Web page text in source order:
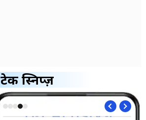
टेक स्निप्ज़